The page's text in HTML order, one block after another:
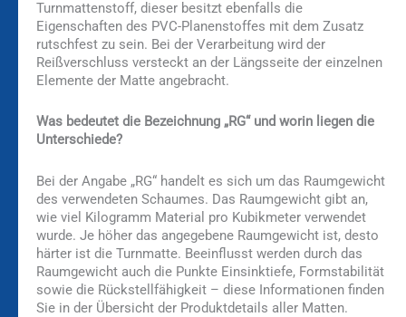
Turnmattenstoff, dieser besitzt ebenfalls die
Eigenschaften des PVC-Planenstoffes mit dem Zusatz
rutschfest zu sein. Bei der Verarbeitung wird der
Reißverschluss versteckt an der Längsseite der einzelnen
Elemente der Matte angebracht.
Was bedeutet die Bezeichnung „RG“ und worin liegen die
Unterschiede?
Bei der Angabe „RG“ handelt es sich um das Raumgewicht
des verwendeten Schaumes. Das Raumgewicht gibt an,
wie viel Kilogramm Material pro Kubikmeter verwendet
wurde. Je höher das angegebene Raumgewicht ist, desto
härter ist die Turnmatte. Beeinflusst werden durch das
Raumgewicht auch die Punkte Einsinktiefe, Formstabilität
sowie die Rückstellfähigkeit – diese Informationen finden
Sie in der Übersicht der Produktdetails aller Matten.